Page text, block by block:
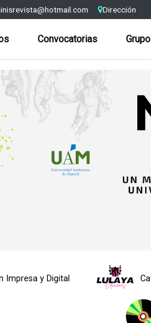
Dirección
Convocatorias
Impresa y Digital